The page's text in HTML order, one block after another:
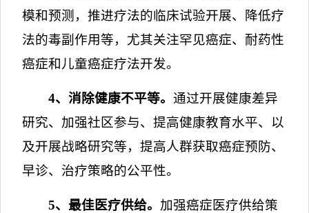
模和预测，推进疗法的临床试验开展、降低疗
法的毒副作用等，尤其关注罕见癌症、耐药性
癌症和儿童癌症疗法开发。
4、消除健康不平等。 通过开展健康差异
研究、加强社区参与、提高健康教育水平、以
及开展战略研究等，提高人群获取癌症预防、
早诊、治疗策略的公平性。
5、最佳医疗供给。 加强癌症医疗供给策